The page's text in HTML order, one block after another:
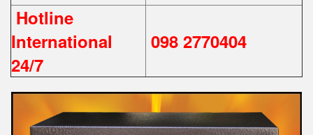
Hotline
International
24/7
098 2770404